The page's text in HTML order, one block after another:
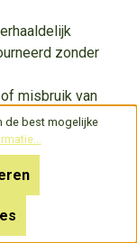
zonder
misbruik van
de best mogelijke